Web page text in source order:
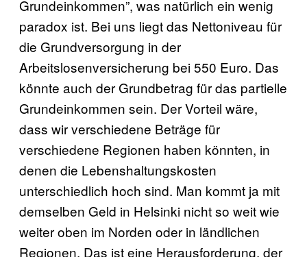
Grundeinkommen”, was natürlich ein wenig
paradox ist. Bei uns liegt das Nettoniveau für
die Grundversorgung in der
Arbeitslosenversicherung bei 550 Euro. Das
könnte auch der Grundbetrag für das partielle
Grundeinkommen sein. Der Vorteil wäre,
dass wir verschiedene Beträge für
verschiedene Regionen haben könnten, in
denen die Lebenshaltungskosten
unterschiedlich hoch sind. Man kommt ja mit
demselben Geld in Helsinki nicht so weit wie
weiter oben im Norden oder in ländlichen
Regionen. Das ist eine Herausforderung, der